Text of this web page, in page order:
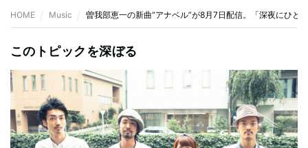
HOME Music 曽我部恵一の新曲“アナベル”が8月7日配信。「深夜にひと
このトピックを深ぼる